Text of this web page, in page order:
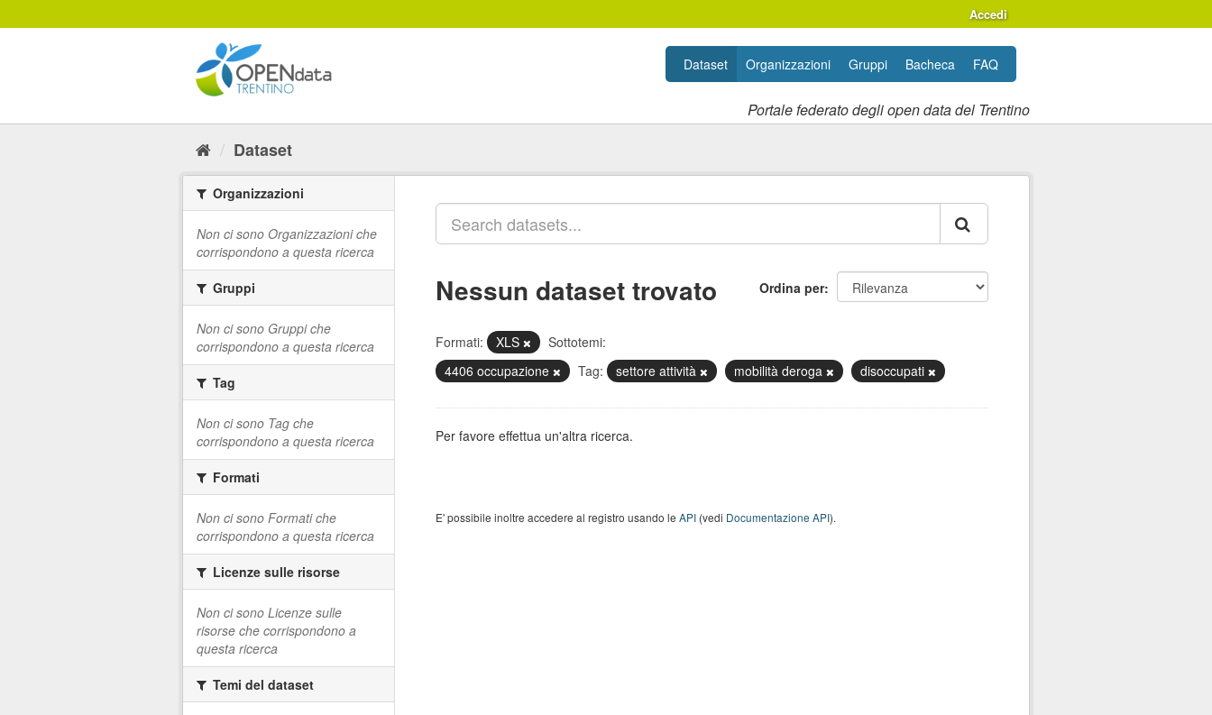
al
Accedi
Portale federato degli open data del Trentino
Dataset Organizzazioni Gruppi Bacheca FAQ
Dataset
Organizzazioni
Non ci sono Organizzazioni che
corrispondono a questa ricerca
Gruppi
Non ci sono Gruppi che
corrispondono a questa ricerca
Tag
Non ci sono Tag che
corrispondono a questa ricerca
Formati
Non ci sono Formati che
corrispondono a questa ricerca
Licenze sulle risorse
Non ci sono Licenze sulle
risorse che corrispondono a
questa ricerca
Temi del dataset
Ordina per
Nessun dataset trovato
Formati: XLS
Sottotemi:
4406 occupazione
Tag: settore attività mobilità deroga disoccupati
Per favore effettua un'altra ricerca.
E' possibile inoltre accedere al registro usando le API(vedi Documentazione API).